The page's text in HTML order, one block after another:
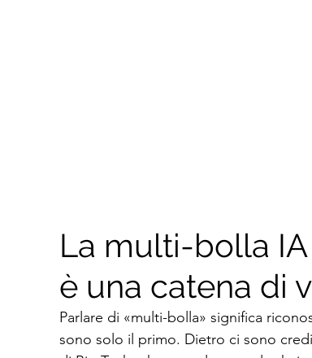
La multi-bolla
è una catena di
Parlare di «multi-bolla» significa
sono solo il primo. Dietro ci sono